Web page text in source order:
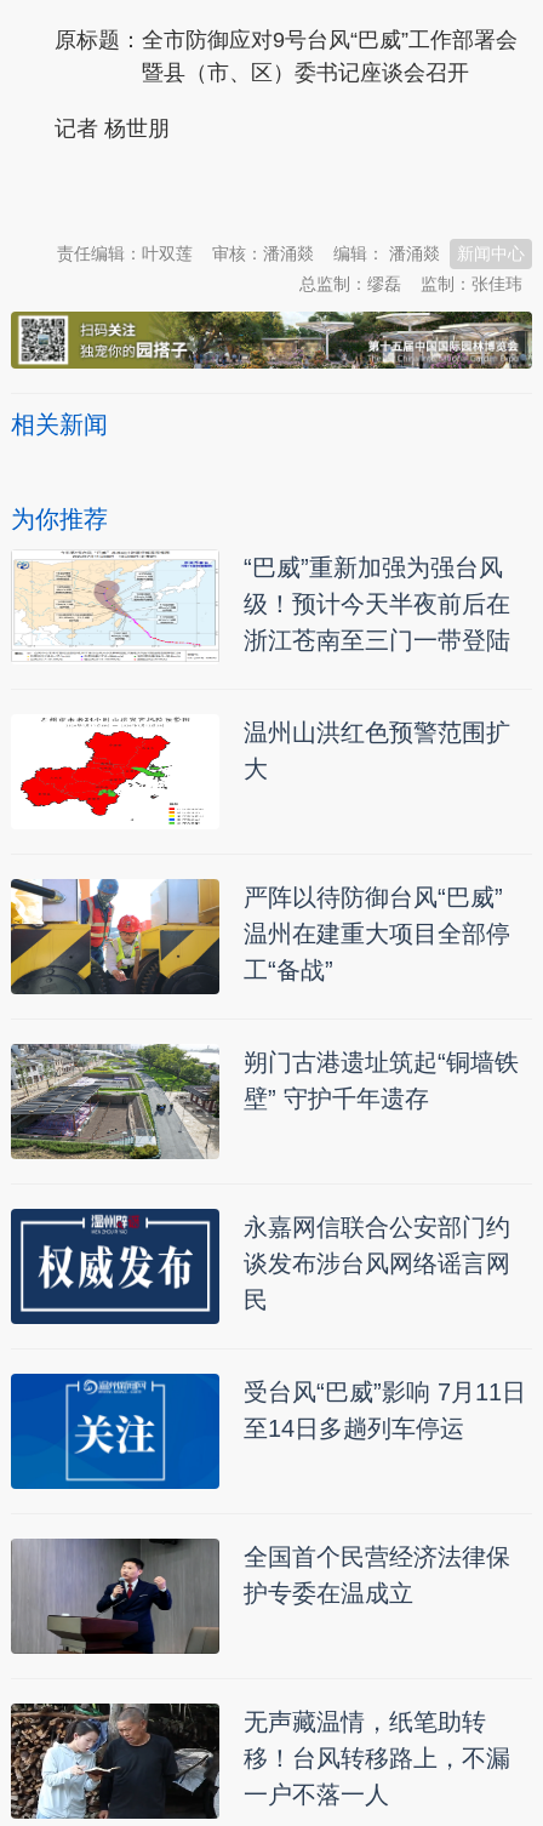
原标题： 全市防御应对9号台风“巴威”工作部署会
暨县（市、区）委书记座谈会召开
记者 杨世朋
新闻中心
编辑： 潘涌燚
审核：潘涌燚
责任编辑：叶双莲
监制：张佳玮
总监制：缪磊
相关新闻
为你推荐
“巴威”重新加强为强台风
级！预计今天半夜前后在
浙江苍南至三门一带登陆
温州山洪红色预警范围扩
大
严阵以待防御台风“巴威”
温州在建重大项目全部停
工“备战”
朔门古港遗址筑起“铜墙铁
壁” 守护千年遗存
永嘉网信联合公安部门约
谈发布涉台风网络谣言网
民
受台风“巴威”影响 7月11日
至14日多趟列车停运
全国首个民营经济法律保
护专委在温成立
无声藏温情，纸笔助转
移！台风转移路上，不漏
一户不落一人